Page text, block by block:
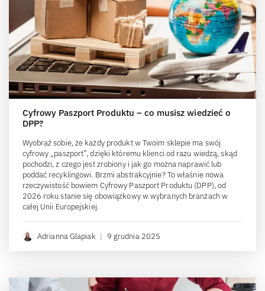
Cyfrowy Paszport Produktu – co musisz wiedzieć o
DPP?
Wyobraź sobie, że każdy produkt w Twoim sklepie ma swój
cyfrowy „paszport”, dzięki któremu klienci od razu wiedzą, skąd
pochodzi, z czego jest zrobiony i jak go można naprawić lub
poddać recyklingowi. Brzmi abstrakcyjnie? To właśnie nowa
rzeczywistość bowiem Cyfrowy Paszport Produktu (DPP), od
2026 roku stanie się obowiązkowy w wybranych branżach w
całej Unii Europejskiej.
Adrianna Glapiak | 9 grudnia 2025